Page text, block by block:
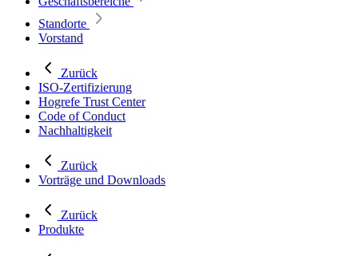
Standorte
Vorstand
Zurück
ISO-Zertifizierung
Hogrefe Trust Center
Code of Conduct
Nachhaltigkeit
Zurück
Vorträge und Downloads
Zurück
Produkte